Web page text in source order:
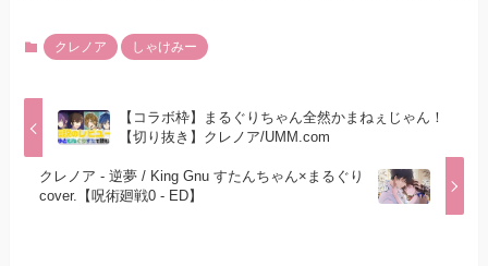
クレノア しゃけみー
【コラボ枠】まるぐりちゃん全然かまねぇじゃん！
【切り抜き】クレノア/UMM.com
クレノア - 逆夢 / King Gnu すたんちゃん×まるぐり
cover.【呪術廻戦0 - ED】